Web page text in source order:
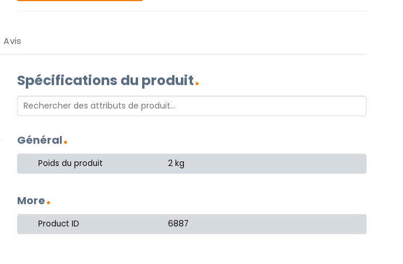
Avis
Spécifications du produit
Général
Poids du produit 2 kg
More
Product ID 6887